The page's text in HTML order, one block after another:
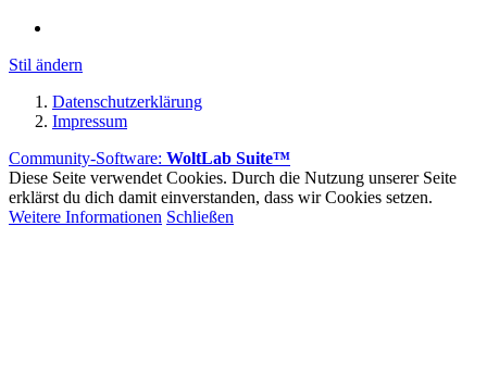
Stil ändern
Datenschutzerklärung
Impressum
Community-Software: WoltLab Suite™
Diese Seite verwendet Cookies. Durch die Nutzung unserer Seite
erklärst du dich damit einverstanden, dass wir Cookies setzen.
Weitere Informationen Schließen